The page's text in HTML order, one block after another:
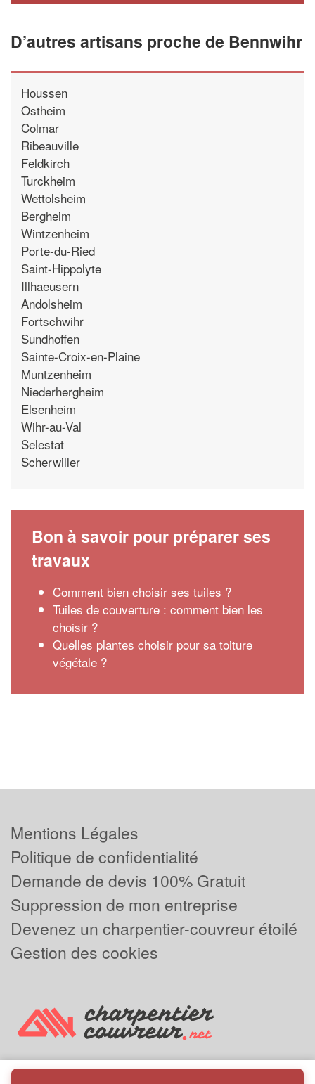
D’autres artisans proche de Bennwihr
Houssen
Ostheim
Colmar
Ribeauville
Feldkirch
Turckheim
Wettolsheim
Bergheim
Wintzenheim
Porte-du-Ried
Saint-Hippolyte
Illhaeusern
Andolsheim
Fortschwihr
Sundhoffen
Sainte-Croix-en-Plaine
Muntzenheim
Niederhergheim
Elsenheim
Wihr-au-Val
Selestat
Scherwiller
Bon à savoir pour préparer ses
travaux
Comment bien choisir ses tuiles ?
Tuiles de couverture : comment bien les
choisir ?
Quelles plantes choisir pour sa toiture
végétale ?
Mentions Légales
Politique de confidentialité
Demande de devis 100% Gratuit
Suppression de mon entreprise
Devenez un charpentier-couvreur étoilé
Gestion des cookies